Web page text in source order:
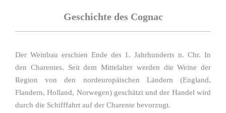
Geschichte des Cognac
Der Weinbau erschien Ende des 1. Jahrhunderts n. Chr. In
den Charentes. Seit dem Mittelalter werden die Weine der
Region von den nordeuropäischen Ländern (England,
Flandern, Holland, Norwegen) geschätzt und der Handel wird
durch die Schifffahrt auf der Charente bevorzugt.